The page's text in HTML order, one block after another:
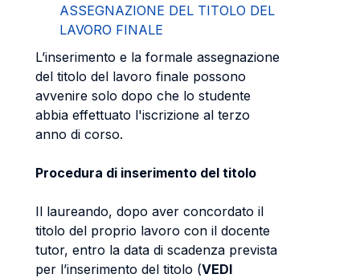
ASSEGNAZIONE DEL TITOLO DEL
LAVORO FINALE
L’inserimento e la formale assegnazione
del titolo del lavoro finale possono
avvenire solo dopo che lo studente
abbia effettuato l'iscrizione al terzo
anno di corso.
Procedura di inserimento del titolo
Il laureando, dopo aver concordato il
titolo del proprio lavoro con il docente
tutor, entro la data di scadenza prevista
per l’inserimento del titolo (VEDI